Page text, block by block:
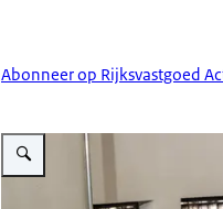
Abonneer op Rijksvastgoed
Vergroot afbeelding Traphuis met